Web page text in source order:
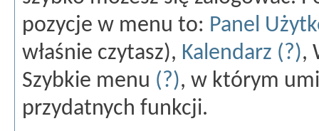
pozycje w menu to: Panel
właśnie czytasz), Kalendarz (?),
Szybkie menu (?), w którym
przydatnych funkcji.